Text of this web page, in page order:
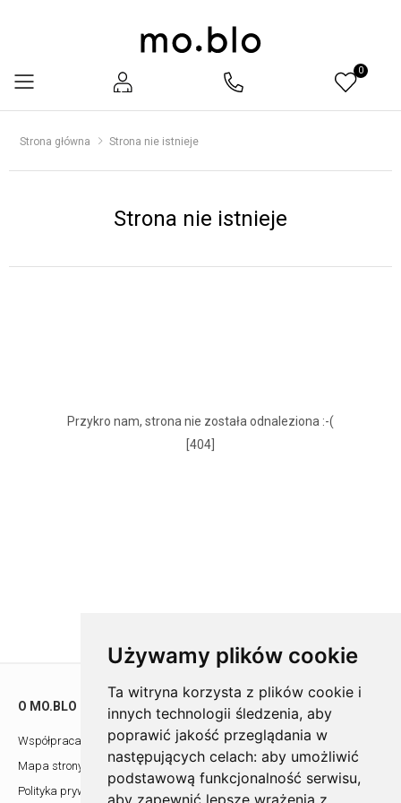
Używamy plików cookie
Ta witryna korzysta z plików cookie i
innych technologii śledzenia, aby
poprawić jakość przeglądania w
następujących celach: aby umożliwić
podstawową funkcjonalność serwisu,
aby zapewnić lepsze wrażenia z
Menu
0
Strona główna Strona nie istnieje
Strona nie istnieje
Przykro nam, strona nie została odnaleziona :-(
[404]
O MO.BLO
Współpraca z architektami
Mapa strony
Polityka prywatności
POMOC
Showroom
Kontakt